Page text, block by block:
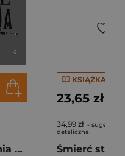
Była sobie zbrodnia Zbrodnia niezbyt elegancka
KSIĄŻKA
23,65 zł
34,99 zł -
detaliczna